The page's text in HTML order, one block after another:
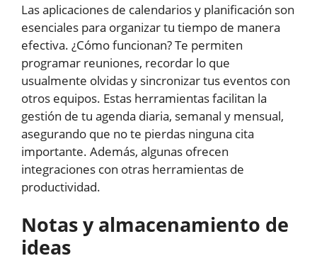
Las aplicaciones de calendarios y planificación son
esenciales para organizar tu tiempo de manera
efectiva. ¿Cómo funcionan? Te permiten
programar reuniones, recordar lo que
usualmente olvidas y sincronizar tus eventos con
otros equipos. Estas herramientas facilitan la
gestión de tu agenda diaria, semanal y mensual,
asegurando que no te pierdas ninguna cita
importante. Además, algunas ofrecen
integraciones con otras herramientas de
productividad.
Notas y almacenamiento de
ideas